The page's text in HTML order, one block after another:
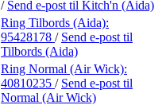
/ Send e-post til Kitch'n (Aida)
Ring Tilbords (Aida):
95428178 / Send e-post til
Tilbords (Aida)
Ring Normal (Air Wick):
40810235 / Send e-post til
Normal (Air Wick)